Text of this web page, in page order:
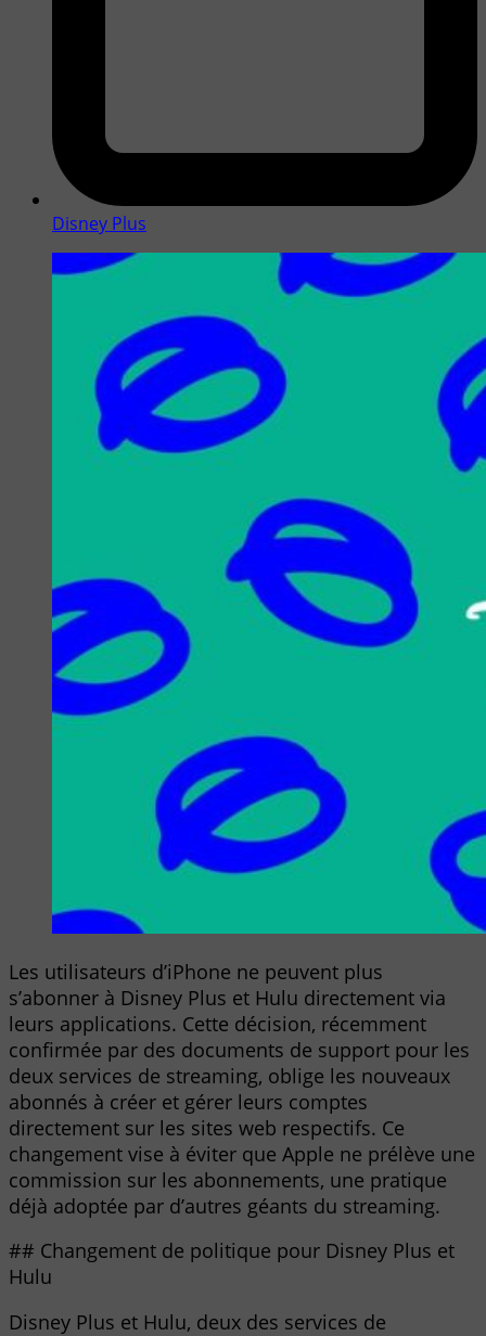
Disney Plus
Les utilisateurs d’iPhone ne peuvent plus
s’abonner à Disney Plus et Hulu directement via
leurs applications. Cette décision, récemment
confirmée par des documents de support pour les
deux services de streaming, oblige les nouveaux
abonnés à créer et gérer leurs comptes
directement sur les sites web respectifs. Ce
changement vise à éviter que Apple ne prélève une
commission sur les abonnements, une pratique
déjà adoptée par d’autres géants du streaming.
## Changement de politique pour Disney Plus et
Hulu
Disney Plus et Hulu, deux des services de